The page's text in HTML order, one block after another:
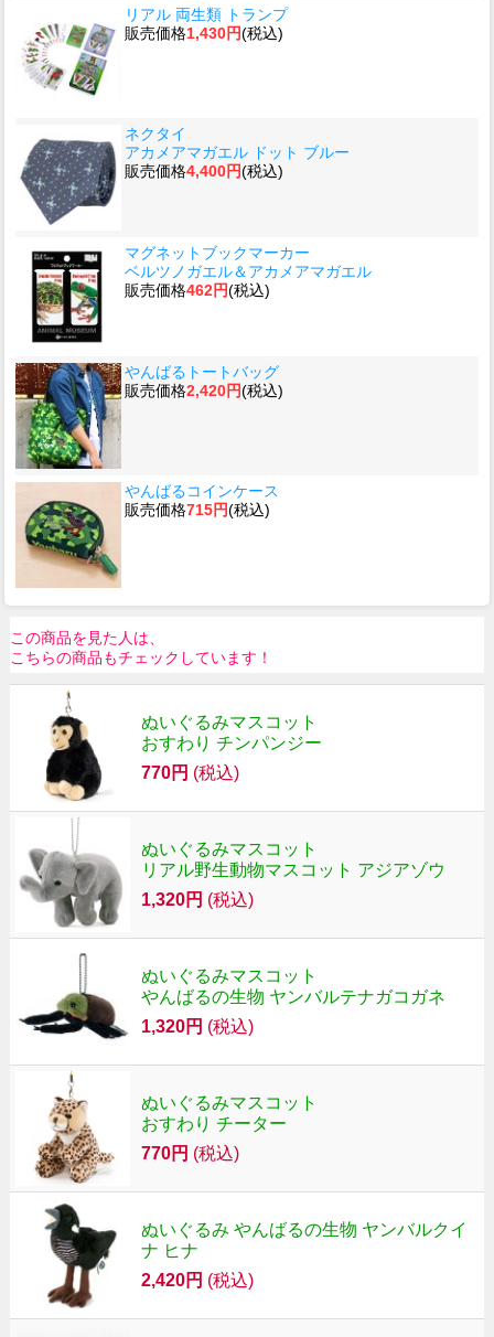
リアル 両生類 トランプ
販売価格1,430円(税込)
ネクタイ
アカメアマガエル ドット ブルー
販売価格4,400円(税込)
マグネットブックマーカー
ベルツノガエル＆アカメアマガエル
販売価格462円(税込)
やんばるトートバッグ
販売価格2,420円(税込)
やんばるコインケース
販売価格715円(税込)
この商品を見た人は、
こちらの商品もチェックしています！
ぬいぐるみマスコット
おすわり チンパンジー
770円 (税込)
ぬいぐるみマスコット
リアル野生動物マスコット アジアゾウ
1,320円 (税込)
ぬいぐるみマスコット
やんばるの生物 ヤンバルテナガコガネ
1,320円 (税込)
ぬいぐるみマスコット
おすわり チーター
770円 (税込)
ぬいぐるみ やんばるの生物 ヤンバルクイ
ナ ヒナ
2,420円 (税込)